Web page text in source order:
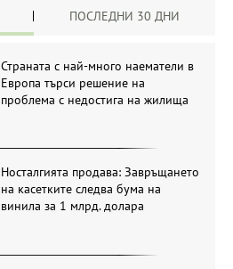
ПОСЛЕДНИ 30 ДНИ
Страната с най-много наематели в
Европа търси решение на
проблема с недостига на жилища
Носталгията продава: Завръщането
на касетките следва бума на
винила за 1 млрд. долара